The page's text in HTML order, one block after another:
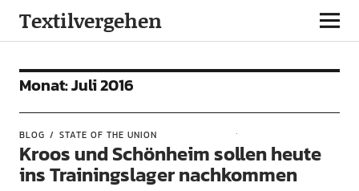
Textilvergehen
Monat:Juli 2016
BLOG STATE OF THE UNION
Kroos und Schönheim sollen heute
ins Trainingslager nachkommen